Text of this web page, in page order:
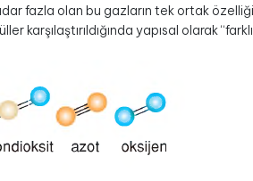
fazla olan bu gazların tek ortak
karşılaştırıldığında yapısal olarak